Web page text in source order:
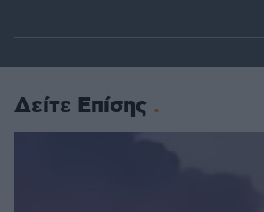
Δείτε Επίσης